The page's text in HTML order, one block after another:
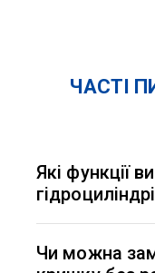
ЧАСТІ
Які функції
шток у корпусі
герметизацію,
Чи можна